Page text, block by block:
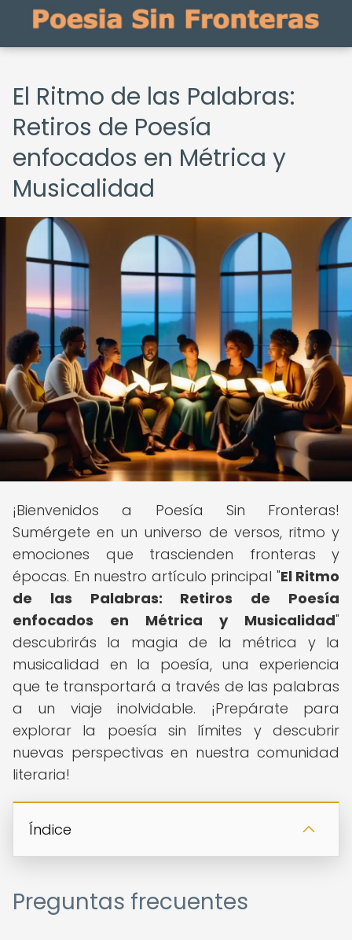
El Ritmo de las Palabras:
Retiros de Poesía
enfocados en Métrica y
Musicalidad
¡Bienvenidos a Poesía Sin Fronteras!
Sumérgete en un universo de versos, ritmo y
emociones que trascienden fronteras y
épocas. En nuestro artículo principal "El Ritmo
de las Palabras: Retiros de Poesía
enfocados en Métrica y Musicalidad"
descubrirás la magia de la métrica y la
musicalidad en la poesía, una experiencia
que te transportará a través de las palabras
a un viaje inolvidable. ¡Prepárate para
explorar la poesía sin límites y descubrir
nuevas perspectivas en nuestra comunidad
literaria!
Índice
Preguntas frecuentes